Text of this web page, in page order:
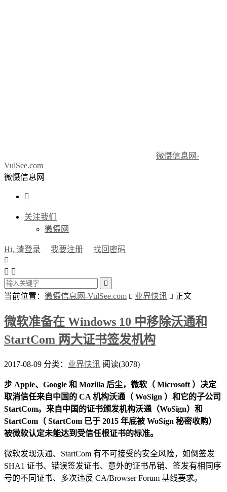
微慑信息网-
VulSee.com
微慑信息网

关注我们
微慑网
Hi, 请登录 我要注册
找回密码

 

当前位置： 微慑信息网-VulSee.com  业界快讯  正文
微软准备在 Windows 10 中移除沃通和
StartCom 两大证书签发机构
2017-08-09 分类： 业界快讯 阅读(3078)
步 Apple、Google 和 Mozilla 后尘，微软（ Microsoft ）决定
取消信任来自中国的 CA 机构沃通（ WoSign ）和它的子公司
StartCom。来自中国的证书颁发机构沃通（WoSign）和
StartCom（ StartCom 已于 2015 年底被 WoSign 秘密收购）
被微软认定未能达到受信任根证书的标准。
微软发现沃通、StartCom 有不可接受的安全风险，如倒签发
SHA1 证书、错误签发证书、意外的证书吊销、签发有相同序
号的不同证书、多次违反 CA/Browser Forum 基线要求。